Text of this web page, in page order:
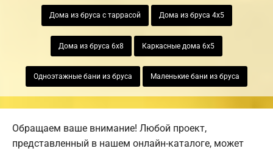
Дома из бруса с таррасой Дома из бруса 4х5
Дома из бруса 6х8 Каркасные дома 6х5
Одноэтажные бани из бруса Маленькие бани из бруса
Обращаем ваше внимание! Любой проект,
представленный в нашем онлайн-каталоге, может